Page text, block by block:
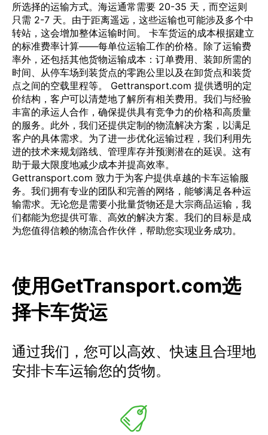
所选择的运输方式。海运通常需要 20-35 天，而空运则
只需 2-7 天。由于距离遥远，这些运输也可能涉及多个中
转站，这会增加整体运输时间。 卡车货运的成本根据建立
的标准费率计算——每单位运输工作的价格。除了运输费
率外，还包括其他货物运输成本：订单费用、装卸所需的
时间、从停车场到装货点的零跑公里以及在卸货点和装货
点之间的空载里程等。 Gettransport.com 提供透明的定
价结构，客户可以清楚地了解所有相关费用。我们与经验
丰富的承运人合作，确保提供具有竞争力的价格和高质量
的服务。此外，我们还提供定制的物流解决方案，以满足
客户的具体需求。为了进一步优化运输过程，我们利用先
进的技术来规划路线、管理库存并预测潜在的延误。这有
助于最大限度地减少成本并提高效率。
Gettransport.com 致力于为客户提供卓越的卡车运输服
务。我们拥有专业的团队和完善的网络，能够满足各种运
输需求。无论您是需要小批量货物还是大宗商品运输，我
们都能为您提供可靠、高效的解决方案。我们的目标是成
为您值得信赖的物流合作伙伴，帮助您实现业务成功。
使用GetTransport.com选
择卡车货运
通过我们，您可以高效、快速且合理地
安排卡车运输您的货物。